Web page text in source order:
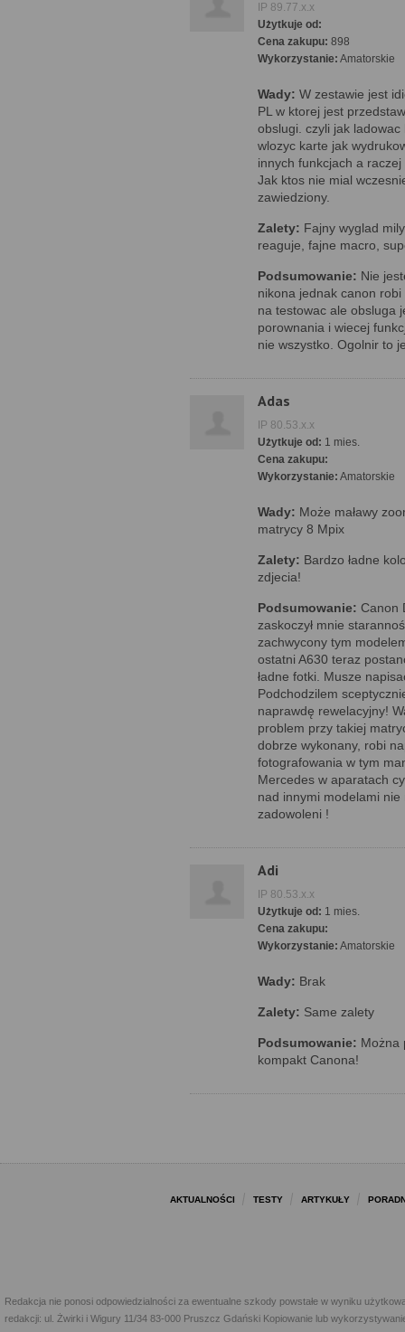
IP 89.77.x.x
Użytkuje od:
Cena zakupu: 898
Wykorzystanie: Amatorskie
Wady: W zestawie jest
PL w ktorej jest
obslugi. czyli jak
wlozyc karte jak
innych funkcjach a
Jak ktos nie mial
zawiedziony.
Zalety: Fajny wyglad
reaguje, fajne macro,
Podsumowanie: Nie
nikona jednak canon
na testowac ale obsluga
porownania i wiecej
nie wszystko. Ogolnir to
Adas
IP 80.53.x.x
Użytkuje od: 1 mies.
Cena zakupu:
Wykorzystanie: Amatorskie
Wady: Może maławy
matrycy 8 Mpix
Zalety: Bardzo ładne
zdjecia!
Podsumowanie: Canon
zaskoczył mnie
zachwycony tym
ostatni A630 teraz
ładne fotki. Musze
Podchodzilem
naprawdę rewelacyjny!
problem przy takiej
dobrze wykonany, robi
fotografowania w tym
Mercedes w aparatach
nad innymi modelami
zadowoleni !
Adi
IP 80.53.x.x
Użytkuje od: 1 mies.
Cena zakupu:
Wykorzystanie: Amatorskie
Wady: Brak
Zalety: Same zalety
Podsumowanie: Można
kompakt Canona!
AKTUALNOŚCI TESTY ARTYKUŁY
Redakcja nie ponosi odpowiedzialności za ewentualne szkody powstałe w wyniku
redakcji: ul. Żwirki i Wigury 11/34 83-000 Pruszcz Gdański Kopiowanie lub